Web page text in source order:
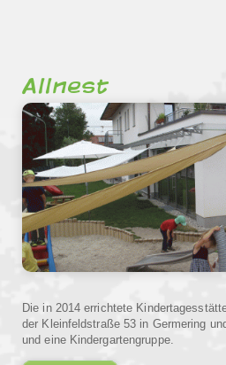
Allnest
Die in 2014 errichtete
der Kleinfeldstraße 53 in Germering
und eine Kindergartengruppe.